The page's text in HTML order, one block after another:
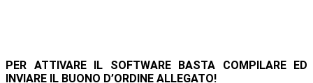
PER ATTIVARE IL SOFTWARE BASTA COMPILARE ED
INVIARE IL BUONO D’ORDINE ALLEGATO!